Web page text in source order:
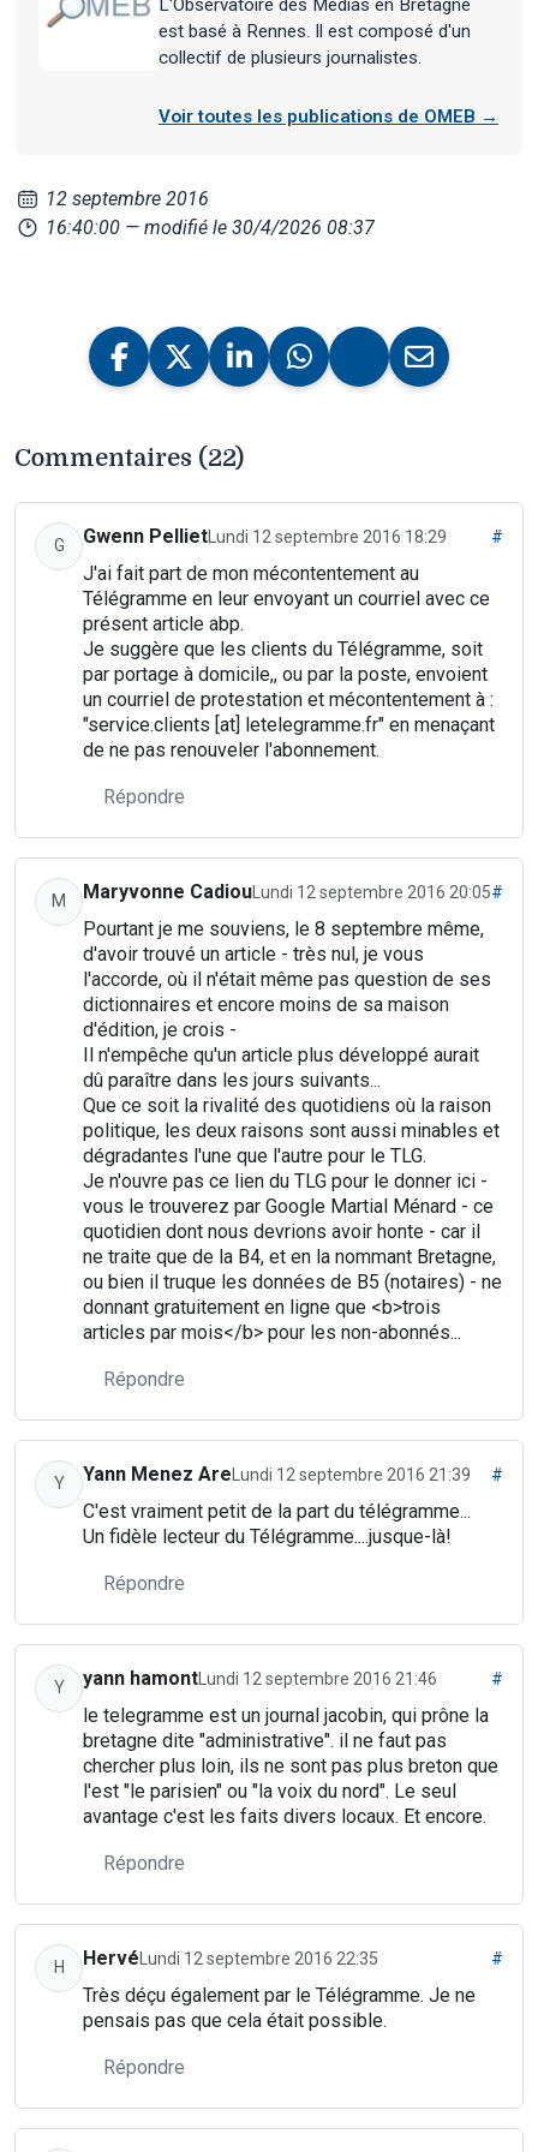
L'Observatoire des Médias en Bretagne
est basé à Rennes. Il est composé d'un
collectif de plusieurs journalistes.
Voir toutes les publications de OMEB →
12 septembre 2016
16:40:00 — modifié le 30/4/2026 08:37
Commentaires (22)
G Gwenn Pelliet Lundi 12 septembre 2016 18:29 #
J'ai fait part de mon mécontentement au
Télégramme en leur envoyant un courriel avec ce
présent article abp.
Je suggère que les clients du Télégramme, soit
par portage à domicile,, ou par la poste, envoient
un courriel de protestation et mécontentement à :
"service.clients [at] letelegramme.fr" en menaçant
de ne pas renouveler l'abonnement.
Répondre
M Maryvonne Cadiou Lundi 12 septembre 2016 20:05#
Pourtant je me souviens, le 8 septembre même,
d'avoir trouvé un article - très nul, je vous
l'accorde, où il n'était même pas question de ses
dictionnaires et encore moins de sa maison
d'édition, je crois -
Il n'empêche qu'un article plus développé aurait
dû paraître dans les jours suivants...
Que ce soit la rivalité des quotidiens où la raison
politique, les deux raisons sont aussi minables et
dégradantes l'une que l'autre pour le TLG.
Je n'ouvre pas ce lien du TLG pour le donner ici -
vous le trouverez par Google Martial Ménard - ce
quotidien dont nous devrions avoir honte - car il
ne traite que de la B4, et en la nommant Bretagne,
ou bien il truque les données de B5 (notaires) - ne
donnant gratuitement en ligne que <b>trois
articles par mois</b> pour les non-abonnés...
Répondre
Y Yann Menez Are Lundi 12 septembre 2016 21:39 #
C'est vraiment petit de la part du télégramme...
Un fidèle lecteur du Télégramme....jusque-là!
Répondre
Y yann hamont Lundi 12 septembre 2016 21:46 #
le telegramme est un journal jacobin, qui prône la
bretagne dite "administrative". il ne faut pas
chercher plus loin, ils ne sont pas plus breton que
l'est "le parisien" ou "la voix du nord". Le seul
avantage c'est les faits divers locaux. Et encore.
Répondre
H Hervé Lundi 12 septembre 2016 22:35 #
Très déçu également par le Télégramme. Je ne
pensais pas que cela était possible.
Répondre